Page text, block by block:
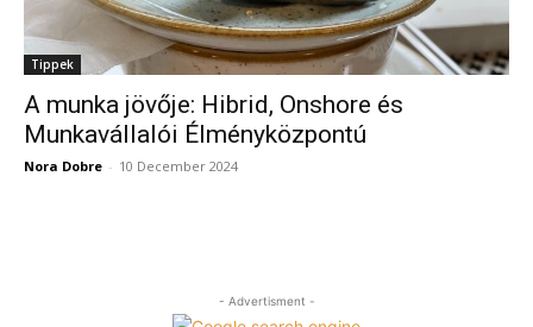
Tippek
A munka jövője: Hibrid, Onshore és
Munkavállalói Élményközpontú
Nora Dobre - 10 December 2024
- Advertisment -